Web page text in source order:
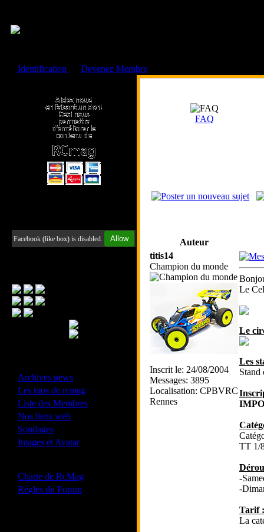
Identification
Devenez Membre
Facebook (like box) is disabled. Allow
Archives news
Les tops de rcmag
Liste des Membres
Nos liens web
Sondages
Images et Avatar
Charte de RcMag
Règles du Forum
FAQ
Auteur
titis14
Champion du monde
Inscrit le: 24/08/2004
Messages: 3895
Localisation: CPBVRC
Rennes
Le
Le
Les
Stand
TT 1/
-
-
Tarif :
La